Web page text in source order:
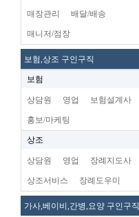
매장관리 배달/배송
매니저/점장
보험,상조 구인구직
보험
상담원 영업 보험설계사
홍보/마케팅
상조
상담원 영업 장례지도사
상조서비스 장례도우미
가사,베이비,간병,요양 구인구직